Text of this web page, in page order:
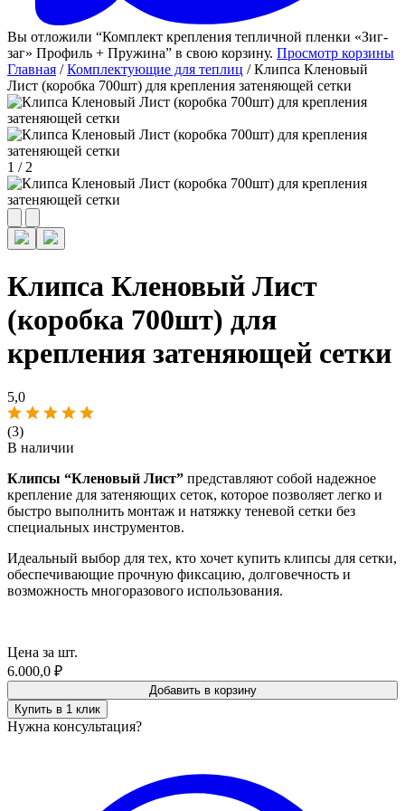
Вы отложили “Комплект крепления тепличной пленки «Зиг-
заг» Профиль + Пружина” в свою корзину. Просмотр корзины
Главная /Комплектующие для теплиц / Клипса Кленовый
Лист (коробка 700шт) для крепления затеняющей сетки
1 / 2
Клипса Кленовый Лист
(коробка 700шт) для
крепления затеняющей сетки
5,0
(3)
В наличии
Клипсы “Кленовый Лист” представляют собой надежное
крепление для затеняющих сеток, которое позволяет легко и
быстро выполнить монтаж и натяжку теневой сетки без
специальных инструментов.
Идеальный выбор для тех, кто хочет купить клипсы для сетки,
обеспечивающие прочную фиксацию, долговечность и
возможность многоразового использования.
Цена за шт.
6.000,0 ₽
Добавить в корзину
Купить в 1 клик
Нужна консультация?